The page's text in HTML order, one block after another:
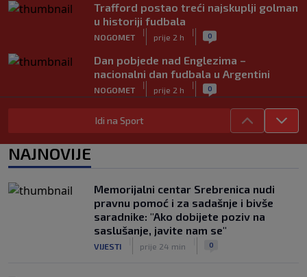
Trafford postao treći najskuplji golman
u historiji fudbala
NOGOMET
|
prije 2 h
| 0
Dan pobjede nad Englezima –
nacionalni dan fudbala u Argentini
NOGOMET
|
prije 2 h
| 0
Tabaković riješio evropski meč i
Salzburgu donio pobjedu (VIDEO)
NOGOMET 6. aug.
NOGOMET
|
6. aug.
| 0
Idi na Sport
NAJNOVIJE
Memorijalni centar Srebrenica nudi
pravnu pomoć i za sadašnje i bivše
saradnike: "Ako dobijete poziv na
saslušanje, javite nam se"
VIJESTI prije 24 min 0